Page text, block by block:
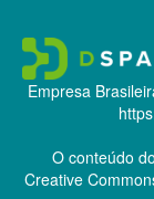
Empresa
O conteúdo
Creative